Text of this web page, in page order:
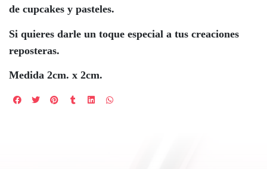
de cupcakes y pasteles.
Si quieres darle un toque especial a tus creaciones
reposteras.
Medida 2cm. x 2cm.